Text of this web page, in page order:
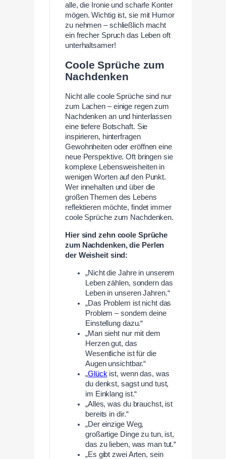
alle, die Ironie und scharfe Konter
mögen. Wichtig ist, sie mit Humor
zu nehmen – schließlich macht
ein frecher Spruch das Leben oft
unterhaltsamer!
Coole Sprüche zum
Nachdenken
Nicht alle coole Sprüche sind nur
zum Lachen – einige regen zum
Nachdenken an und hinterlassen
eine tiefere Botschaft. Sie
inspirieren, hinterfragen
Gewohnheiten oder eröffnen eine
neue Perspektive. Oft bringen sie
komplexe Lebensweisheiten in
wenigen Worten auf den Punkt.
Wer innehalten und über die
großen Themen des Lebens
reflektieren möchte, findet immer
coole Sprüche zum Nachdenken.
Hier sind zehn coole Sprüche
zum Nachdenken, die Perlen
der Weisheit sind:
„Nicht die Jahre in unserem
Leben zählen, sondern das
Leben in unseren Jahren.“
„Das Problem ist nicht das
Problem – sondern deine
Einstellung dazu.“
„Man sieht nur mit dem
Herzen gut, das
Wesentliche ist für die
Augen unsichtbar.“
„Glück ist, wenn das, was
du denkst, sagst und tust,
im Einklang ist.“
„Alles, was du brauchst, ist
bereits in dir.“
„Der einzige Weg,
großartige Dinge zu tun, ist,
das zu lieben, was man tut.“
„Es gibt zwei Arten, sein